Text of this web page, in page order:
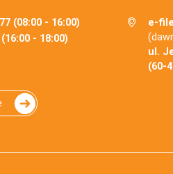
(08:00 - 16:00)
- 18:00)
e-
ul.
(60-